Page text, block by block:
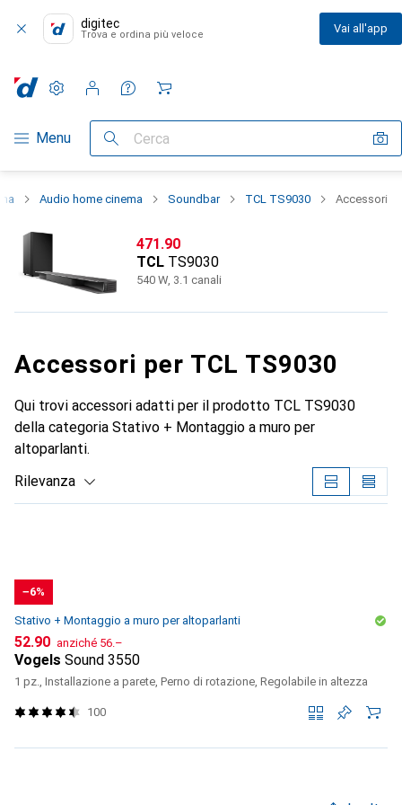
digitec
Trova e ordina più veloce Vai all'app
Categoria Navigazione
Menu Cerca
Impostazioni
Conto cliente
Liste di confronto
Liste dei desideri
Carrello
Audio home cinema Soundbar TCL TS9030 Accessori
CHF
471.90
TCL TS9030
540 W, 3.1 canali
Accessori per TCL TS9030
Qui trovi accessori adatti per il prodotto TCL TS9030
della categoria Stativo + Montaggio a muro per
altoparlanti.
Rilevanza
−6%
Stativo + Montaggio a muro per altoparlanti
CHF
52.90 anziché CHF
56.–
Vogels Sound 3550
1 pz., Installazione a parete, Perno di rotazione, Regolabile in altezza
100